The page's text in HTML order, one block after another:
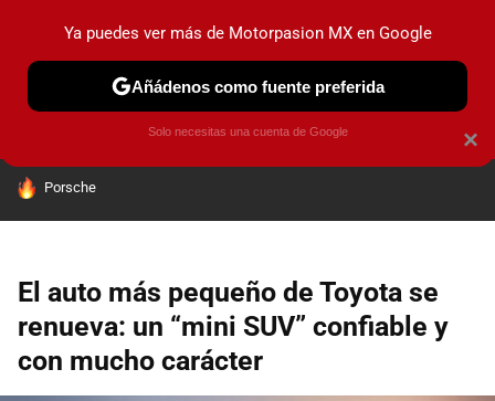
PRUEBAS INDUSTRIA HOY NO CIRCULA
HOY SE HABLA DE
Porsche
El auto más pequeño de Toyota se
renueva: un “mini SUV” confiable y
con mucho carácter
×
Ya puedes ver más de Motorpasion MX en Google
Añádenos como fuente preferida
Solo necesitas una cuenta de Google